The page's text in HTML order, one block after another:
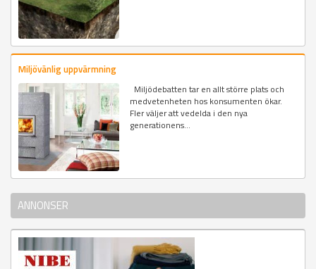
Miljövänlig uppvärmning
Miljödebatten tar en allt större plats och
medvetenheten hos konsumenten ökar.
Fler väljer att vedelda i den nya
generationens...
ANNONSER